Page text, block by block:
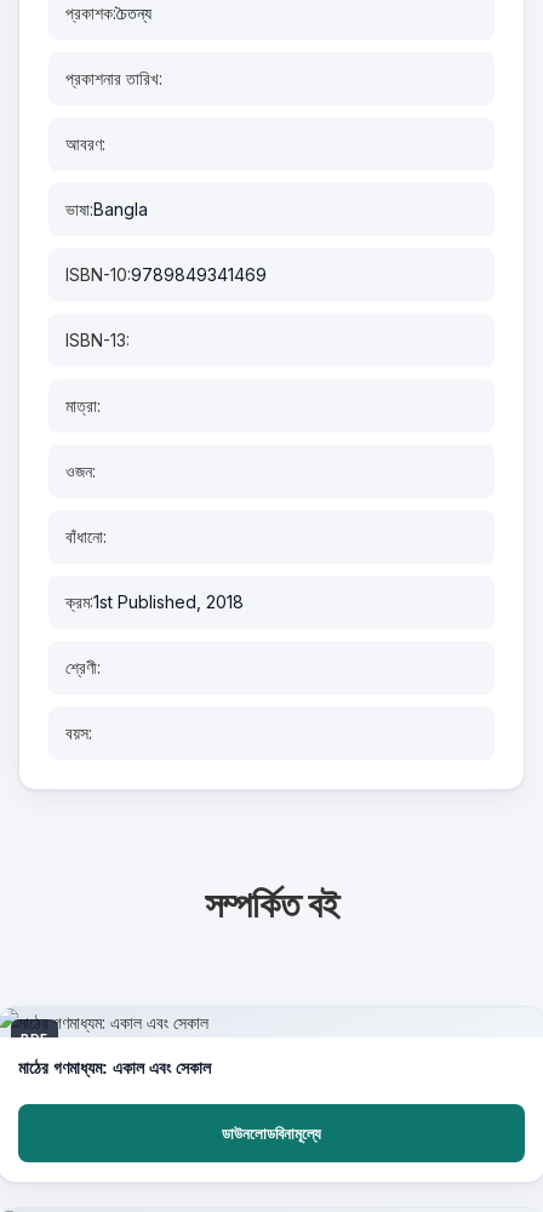
প্রকাশক:চৈতন্য
প্রকাশনার তারিখ:
আবরণ:
ভাষা:Bangla
ISBN-10:9789849341469
ISBN-13:
মাত্রা:
ওজন:
বাঁধানো:
ক্রম:1st Published, 2018
শ্রেণী:
বয়স:
সম্পর্কিত বই
PDF
মাঠের গণমাধ্যম: একাল এবং সেকাল
ডাউনলোডবিনামূল্যে